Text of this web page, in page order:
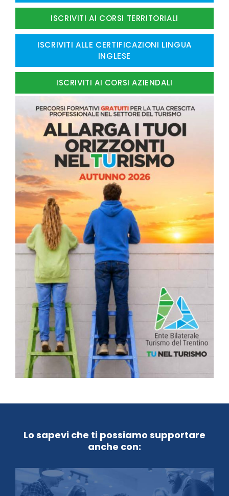
ISCRIVITI AI CORSI TERRITORIALI
ISCRIVITI ALLE CERTIFICAZIONI LINGUA
INGLESE
ISCRIVITI AI CORSI AZIENDALI
Lo sapevi che ti possiamo supportare
anche con: